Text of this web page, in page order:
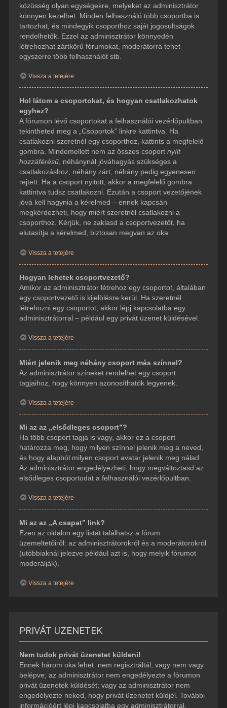
közösség olyan egységekre, melyeket az adminisztrátor
könnyen kezelhet. Minden felhasználó több csoportba is
tartozhat, és mindegyik csoporthoz saját jogosultságok
rendelhetők. Ezzel az adminisztrátor könnyedén
létrehozhat zártkörű fórumokat, moderátorrá tehet
egyszerre több felhasználót stb.
Vissza a tetejére
Hol látom a csoportokat, és hogyan csatlakozhatok
egyhez?
A fórumon lévő csoportokat a felhasználói vezérlőpultban
tekintheted meg a „Csoportok” linkre kattintva. Ha
csatlakozni szeretnél egy csoporthoz, kattints a megfelelő
gombra. Mindemellett nem az összes csoport nyílt
hozzáférésű, néhánynál jóváhagyás szükséges a
csatlakozáshoz, néhány zárt, néhány pedig egyenesen
rejtett. Ha a csoport nyitott, akkor a megfelelő gombra
kattintva tudsz csatlakozni. Ezután a csoport vezetőjének
jóvá kell hagynia a kérelmed – ennek kapcsán
megkérdezheti, hogy miért szeretnél csatlakozni a
csoporthoz. Kérjük, ne zaklasd a csoportvezetőt, ha
elutasítja a kérelmed, biztosan megvan az oka.
Vissza a tetejére
Hogyan lehetek csoportvezető?
Amikor az adminisztrátor létrehoz egy csoportot, általában
egy csoportvezető is kijelölésre kerül. Ha szeretnél
létrehozni egy csoportot, akkor lépj kapcsolatba egy
adminisztrátorral – például egy privát üzenet küldésével.
Vissza a tetejére
Miért jelenik meg néhány csoport más színnel?
Az adminisztrátor színeket rendelhet egy csoport
tagjaihoz, hogy könnyen azonosíthatók legyenek.
Vissza a tetejére
Mi az az „elsődleges csoport”?
Ha több csoport tagja is vagy, akkor ez a csoport
határozza meg, hogy milyen színnel jelenik meg a neved,
és hogy alapból milyen csoport avatar jelenik meg nálad.
Az adminisztrátor engedélyezheti, hogy megváltoztasd az
elsődleges csoportodat a felhasználói vezérlőpultban.
Vissza a tetejére
Mi az az „A csapat” link?
Ezen az oldalon egy listát találhatsz a fórum
üzemeltetőiről: az adminisztrátorokról és a moderátorokról
(utóbbiaknál jelezve például azt is, hogy melyik fórumot
moderálják).
Vissza a tetejére
PRIVÁT ÜZENETEK
Nem tudok privát üzenetet küldeni!
Ennek három oka lehet: nem regisztráltál, vagy nem vagy
belépve; az adminisztrátor nem engedélyezte a fórumon
privát üzenetek küldését; vagy az adminisztrátor nem
engedélyezte neked, hogy privát üzenetet küldjél. További
információért lépj kapcsolatba egy adminisztrátorral.